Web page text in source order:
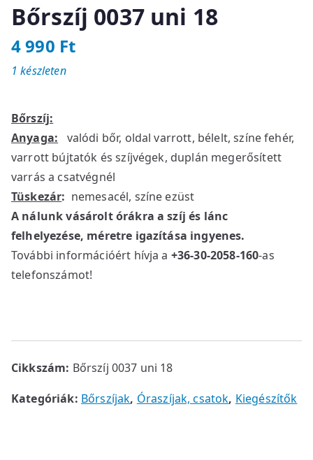
Bőrszíj 0037 uni 18
4 990 Ft
Bőrszíj:
Anyaga: valódi bőr, oldal varrott, bélelt, színe fehér,
varrott bújtatók és szíjvégek, duplán megerősített
varrás a csatvégnél
Tüskezár: nemesacél, színe ezüst
A nálunk vásárolt órákra a szíj és lánc
felhelyezése, méretre igazítása ingyenes.
További információért hívja a +36-30-2058-160-as
telefonszámot!
1 készleten
Cikkszám: Bőrszíj 0037 uni 18
Kategóriák: Bőrszíjak, Óraszíjak, csatok, Kiegészítők